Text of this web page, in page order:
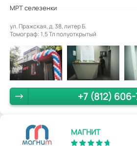
МРТ селезенки
ул. Пражская, д. 38, литер Б.
Томограф: 1,5 Тл полуоткрытый
+7 (812)
МАГНИТ